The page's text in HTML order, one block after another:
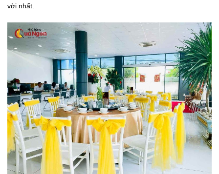
vời nhất.